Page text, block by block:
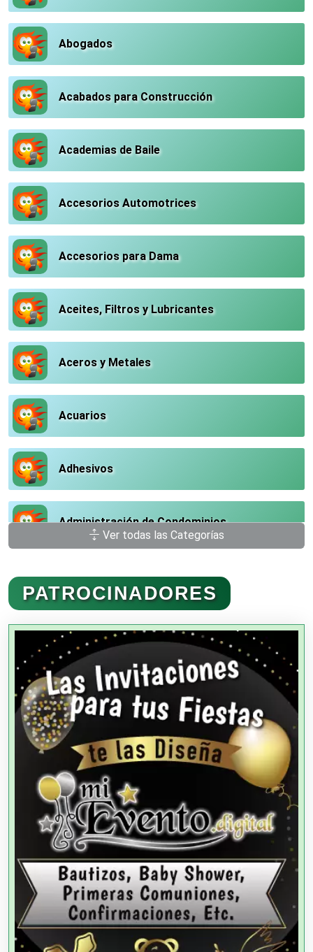
Abogados
Acabados para Construcción
Academias de Baile
Accesorios Automotrices
Accesorios para Dama
Aceites, Filtros y Lubricantes
Aceros y Metales
Acuarios
Adhesivos
Administración de Condominios
Administración de Empresas
Agencias Aduanales
Agencias de Autos
Agencias de Cobranza
Agencias de Colocación
Agencias de Modelos
Agencias de Publicidad
Agencias de Viajes
Ver todas las Categorías
PATROCINADORES